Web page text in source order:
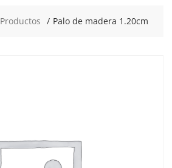
Productos Palo de madera 1.20cm